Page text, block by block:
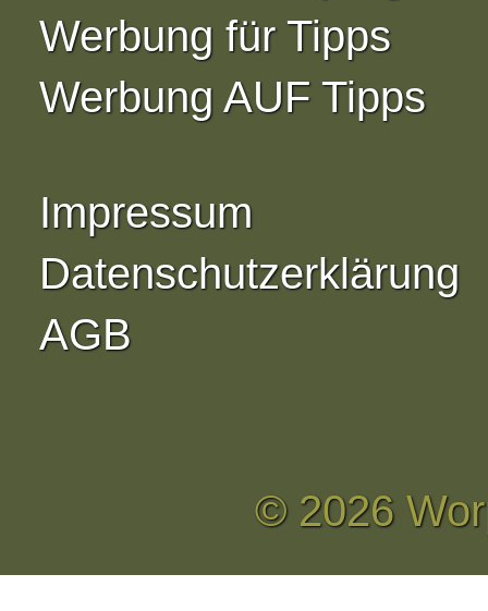
Werbung für Tipps
Werbung AUF Tipps
Impressum
Datenschutzerklärung
AGB
© 2026